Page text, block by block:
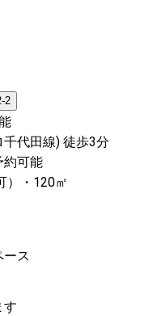
2
代田線) 徒歩3分
約可能
）・120㎡
ス
す